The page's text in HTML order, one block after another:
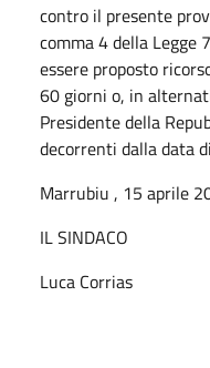
contro il presente
comma 4 della
essere proposto
60 giorni o, in
Presidente della
decorrenti dalla data
Marrubiu , 15 aprile
IL SINDACO
Luca Corrias